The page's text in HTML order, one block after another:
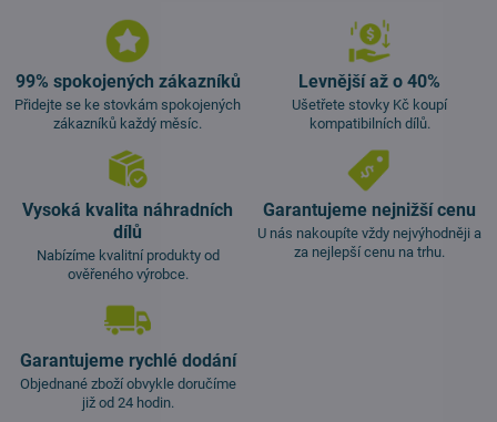
99% spokojených zákazníků
Přidejte se ke stovkám spokojených
zákazníků každý měsíc.
Levnější až o 40%
Ušetřete stovky Kč koupí
kompatibilních dílů.
Vysoká kvalita náhradních
dílů
Nabízíme kvalitní produkty od
ověřeného výrobce.
Garantujeme nejnižší cenu
U nás nakoupíte vždy nejvýhodněji a
za nejlepší cenu na trhu.
Garantujeme rychlé dodání
Objednané zboží obvykle doručíme
již od 24 hodin.